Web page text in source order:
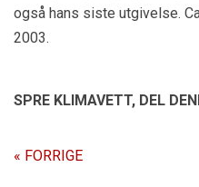
også hans siste utgivelse.
2003.
SPRE KLIMAVETT, DEL
« FORRIGE